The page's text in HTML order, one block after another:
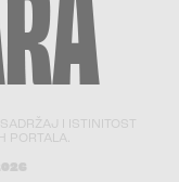
I ISTINITOST
PORTALA.